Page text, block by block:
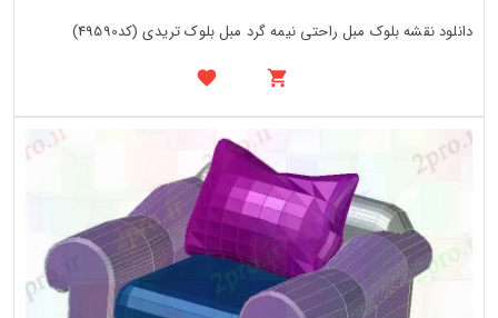
دانلود نقشه بلوک مبل راحتی نیمه گرد مبل بلوک تریدی (کد49590)